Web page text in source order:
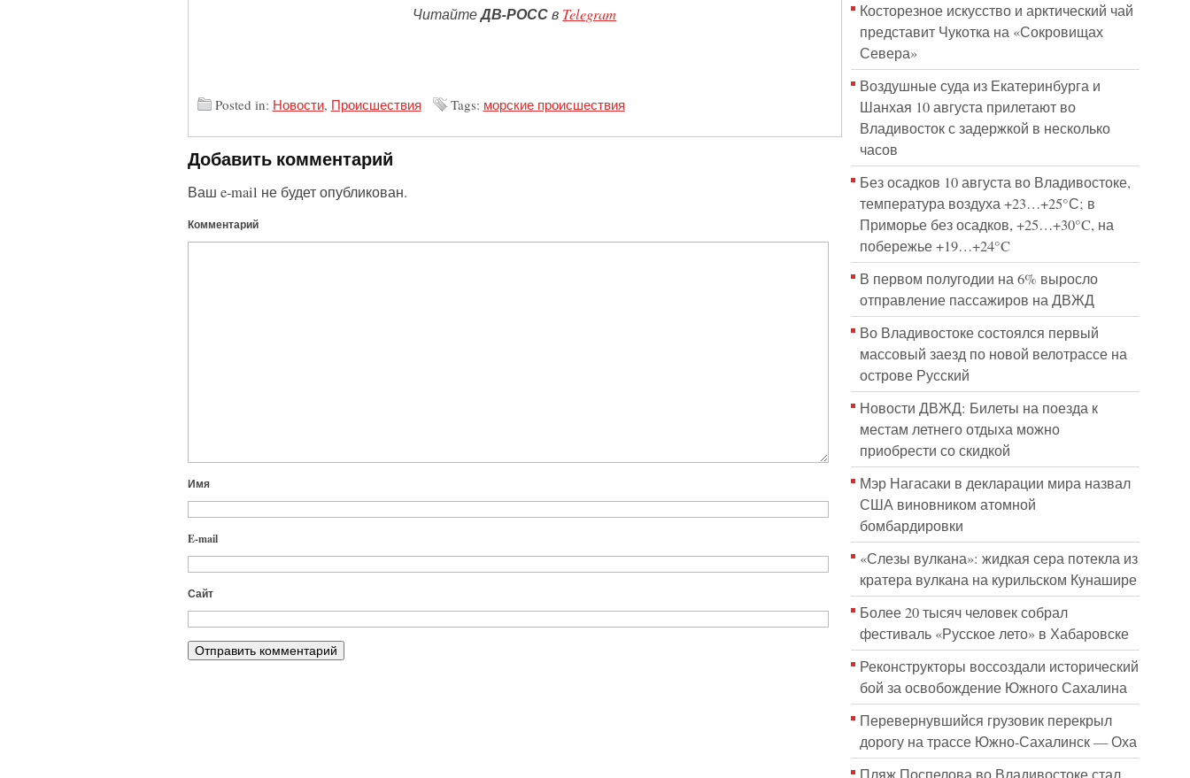
ЧитайтеДВ-РОССв Telegram
Posted in: Новости, Происшествия Tags: морские происшествия
Добавить комментарий
Ваш e-mail не будет опубликован.
Комментарий
Имя
E-mail
Сайт
Косторезное искусство и арктический чай
представит Чукотка на «Сокровищах
Севера»
Воздушные суда из Екатеринбурга и
Шанхая 10 августа прилетают во
Владивосток с задержкой в несколько
часов
Без осадков 10 августа во Владивостоке,
температура воздуха +23…+25°С; в
Приморье без осадков, +25…+30°C, на
побережье +19…+24°C
В первом полугодии на 6% выросло
отправление пассажиров на ДВЖД
Во Владивостоке состоялся первый
массовый заезд по новой велотрассе на
острове Русский
Новости ДВЖД: Билеты на поезда к
местам летнего отдыха можно
приобрести со скидкой
Мэр Нагасаки в декларации мира назвал
США виновником атомной
бомбардировки
«Слезы вулкана»: жидкая сера потекла из
кратера вулкана на курильском Кунашире
Более 20 тысяч человек собрал
фестиваль «Русское лето» в Хабаровске
Реконструкторы воссоздали исторический
бой за освобождение Южного Сахалина
Перевернувшийся грузовик перекрыл
дорогу на трассе Южно-Сахалинск — Оха